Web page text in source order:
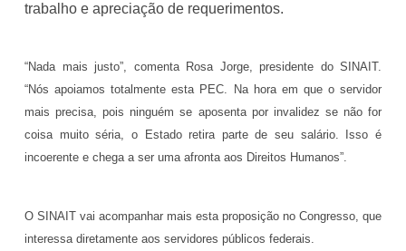
trabalho e apreciação de requerimentos.
“Nada mais justo”, comenta Rosa Jorge, presidente do SINAIT.
“Nós apoiamos totalmente esta PEC. Na hora em que o servidor
mais precisa, pois ninguém se aposenta por invalidez se não for
coisa muito séria, o Estado retira parte de seu salário. Isso é
incoerente e chega a ser uma afronta aos Direitos Humanos”.
O SINAIT vai acompanhar mais esta proposição no Congresso, que
interessa diretamente aos servidores públicos federais.